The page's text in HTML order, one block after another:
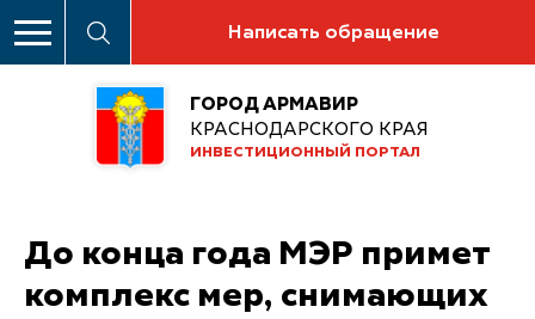
Написать обращение
ГОРОД АРМАВИР
КРАСНОДАРСКОГО КРАЯ
ИНВЕСТИЦИОННЫЙ ПОРТАЛ
До конца года МЭР примет
комплекс мер, снимающих